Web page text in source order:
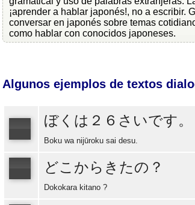
¡aprender a hablar japonés!, no a escribir.
conversar en japonés sobre temas
como hablar con conocidos japoneses.
Algunos ejemplos de textos
ぼくは２６さいです。
Boku wa nijūroku sai desu.
どこからきたの？
Dokokara kitano ?